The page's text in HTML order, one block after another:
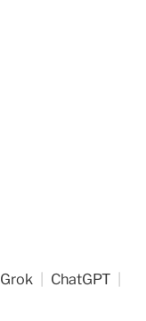
Grok ChatGPT